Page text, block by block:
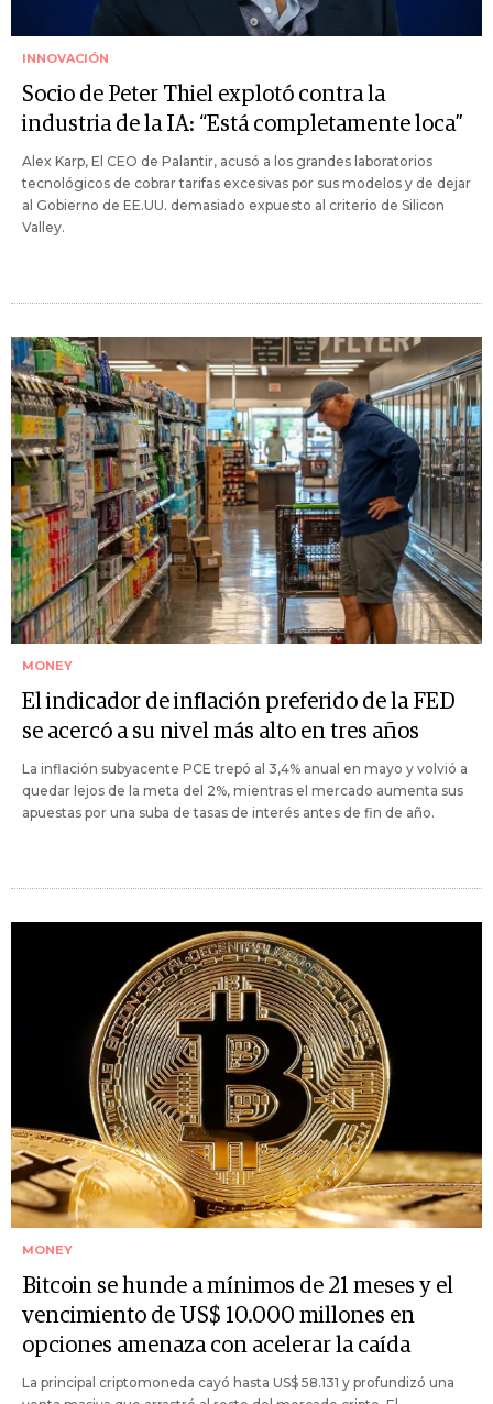
INNOVACIÓN
Socio de Peter Thiel explotó contra la
industria de la IA: “Está completamente loca”
Alex Karp, El CEO de Palantir, acusó a los grandes laboratorios
tecnológicos de cobrar tarifas excesivas por sus modelos y de dejar
al Gobierno de EE.UU. demasiado expuesto al criterio de Silicon
Valley.
MONEY
El indicador de inflación preferido de la FED
se acercó a su nivel más alto en tres años
La inflación subyacente PCE trepó al 3,4% anual en mayo y volvió a
quedar lejos de la meta del 2%, mientras el mercado aumenta sus
apuestas por una suba de tasas de interés antes de fin de año.
MONEY
Bitcoin se hunde a mínimos de 21 meses y el
vencimiento de US$ 10.000 millones en
opciones amenaza con acelerar la caída
La principal criptomoneda cayó hasta US$ 58.131 y profundizó una